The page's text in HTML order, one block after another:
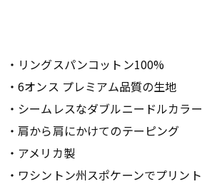
・リングスパンコットン100%
・6オンス プレミアム品質の生地
・シームレスなダブルニードルカラー
・肩から肩にかけてのテーピング
・アメリカ製
・ワシントン州スポケーンでプリント